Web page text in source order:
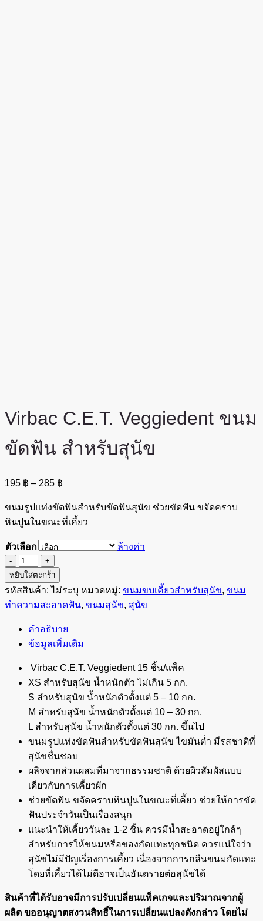
Virbac C.E.T. Veggiedent ขนม
ขัดฟัน สำหรับสุนัข
195 ฿ – 285 ฿
195 ฿
through
ขนมรูปแท่งขัดฟันสำหรับขัดฟันสุนัข ช่วยขัดฟัน ขจัดคราบ
หินปูนในขณะที่เคี้ยว
ตัวเลือก
ล้างค่า
จำนวน
Virbac
C.E.T.
Veggiedent
ขนม
ฟัน
สำหรับ
สุนัข
ชิ้น
หยิบใส่ตะกร้า
รหัสสินค้า:ไม่ระบุ หมวดหมู่: ขนมขบเคี้ยวสำหรับสุนัข, ขนม
ทำความสะอาดฟัน, ขนมสุนัข, สุนัข
คำอธิบาย
ข้อมูลเพิ่มเติม
Virbac C.E.T. Veggiedent 15 ชิ้น/แพ็ค
XS สำหรับสุนัข น้ำหนักตัว ไม่เกิน 5 กก.
S สำหรับสุนัข น้ำหนักตัวตั้งแต่ 5 – 10 กก.
M สำหรับสุนัข น้ำหนักตัวตั้งแต่ 10 – 30 กก.
L สำหรับสุนัข น้ำหนักตัวตั้งแต่ 30 กก. ขึ้นไป
ขนมรูปแท่งขัดฟันสำหรับขัดฟันสุนัข ไขมันต่ำ มีรสชาติที่
สุนัขชื่นชอบ
ผลิจจากส่วนผสมที่มาจากธรรมชาติ ด้วยผิวสัมผัสแบบ
เดียวกับการเคี้ยวผัก
ช่วยขัดฟัน ขจัดคราบหินปูนในขณะที่เคี้ยว ช่วยให้การขัด
ฟันประจำวันเป็นเรื่องสนุก
แนะนำให้เคี้ยววันละ 1-2 ชิ้น ควรมีน้ำสะอาดอยู่ใกล้ๆ
สำหรับการให้ขนมหรือของกัดแทะทุกชนิด ควรแน่ใจว่า
สุนัขไม่มีปัญเรื่องการเคี้ยว เนื่องจากการกลืนขนมกัดแทะ
โดยที่เคี้ยวได้ไม่ดีอาจเป็นอันตรายต่อสุนัขได้
สินค้าที่ได้รับอาจมีการปรับเปลี่ยนแพ็คเกจและปริมาณจากผู้
ผลิต ขออนุญาตสงวนสิทธิ์ในการเปลี่ยนแปลงดังกล่าว โดยไม่